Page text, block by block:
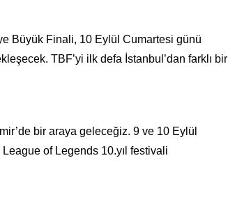
Büyük Finali, 10 Eylül Cumartesi günü
TBF’yi ilk defa İstanbul’dan farklı bir
bir araya geleceğiz. 9 ve 10 Eylül
of Legends 10.yıl festivali